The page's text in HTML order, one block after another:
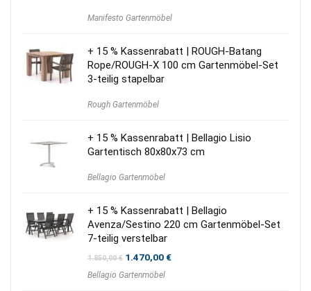
Manifesto Gartenmöbel
+ 15 % Kassenrabatt | ROUGH-Batang
Rope/ROUGH-X 100 cm Gartenmöbel-Set
3-teilig stapelbar
Rough Gartenmöbel
+ 15 % Kassenrabatt | Bellagio Lisio
Gartentisch 80x80x73 cm
Bellagio Gartenmöbel
+ 15 % Kassenrabatt | Bellagio
Avenza/Sestino 220 cm Gartenmöbel-Set
7-teilig verstelbar
1.850,00€ Ursprünglicher
war:
1.470,00€Aktueller
Bellagio Gartenmöbel